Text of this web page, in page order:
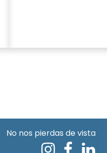
No nos pierdas de vista